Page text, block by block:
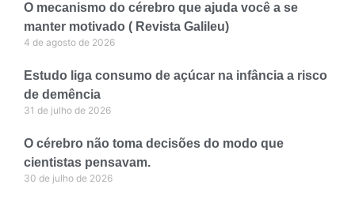
O mecanismo do cérebro que ajuda você a se
manter motivado ( Revista Galileu)
4 de agosto de 2026
Estudo liga consumo de açúcar na infância a risco
de demência
31 de julho de 2026
O cérebro não toma decisões do modo que
cientistas pensavam.
30 de julho de 2026